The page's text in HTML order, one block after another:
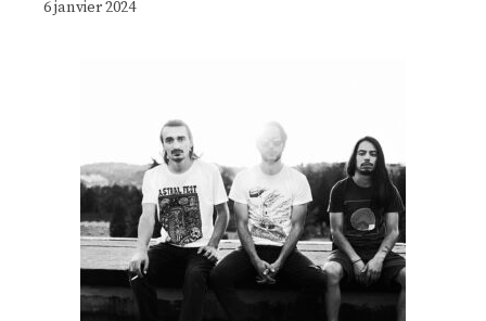
6 janvier 2024